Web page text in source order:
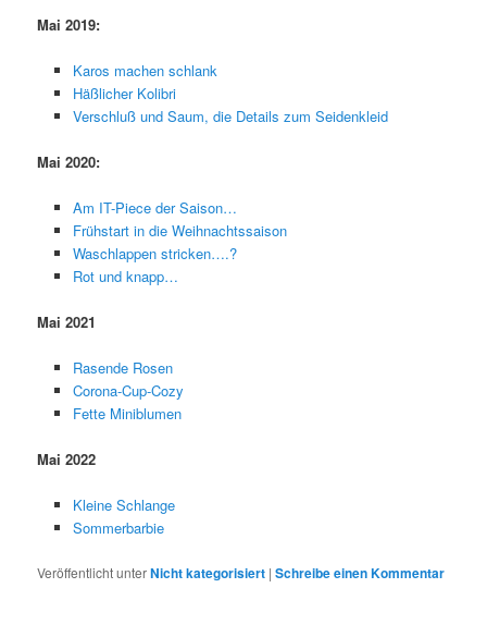
Mai 2019:
Karos machen schlank
Häßlicher Kolibri
Verschluß und Saum, die Details zum Seidenkleid
Mai 2020:
Am IT-Piece der Saison…
Frühstart in die Weihnachtssaison
Waschlappen stricken….?
Rot und knapp…
Mai 2021
Rasende Rosen
Corona-Cup-Cozy
Fette Miniblumen
Mai 2022
Kleine Schlange
Sommerbarbie
Veröffentlicht unterNicht kategorisiert |Schreibe einen Kommentar